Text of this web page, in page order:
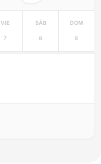
VIE
7
SÁB
8
DOM
9